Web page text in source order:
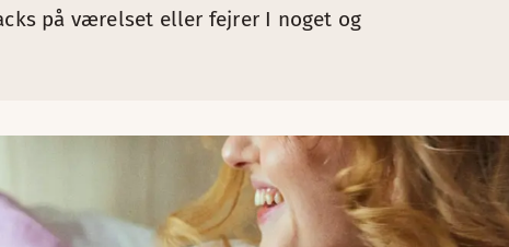
på værelset eller fejrer I noget og
dobbeltværelse.